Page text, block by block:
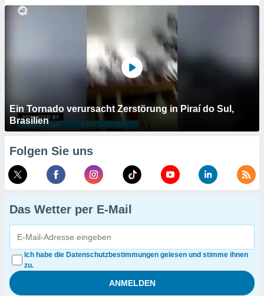
Ein Tornado verursacht Zerstörung in Piraí do Sul,
Brasilien
Folgen Sie uns
Das Wetter per E-Mail
Ich habe die Datenschutzbestimmungen gelesen und stimme ihnen
zu.